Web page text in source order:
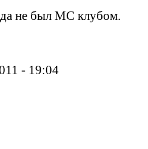
не был МС клубом.
- 19:04